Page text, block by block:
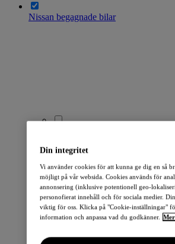
Nissan begagnade bilar
Din integritet
Vi använder cookies för att kunna ge dig en så
möjligt på vår websida. Cookies används för
annonsering (inklusive potentionell geo-
personofierat innehåll och för sociala medier.
viktig för oss. Klicka på "Cookie-inställningar"
information och anpassa vad du godkänner.